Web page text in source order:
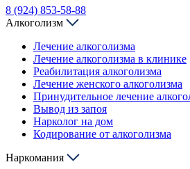
8 (924) 853-58-88
Алкоголизм
Лечение алкоголизма
Лечение алкоголизма в клинике
Реабилитация алкоголизма
Лечение женского алкоголизма
Принудительное лечение
Вывод из запоя
Нарколог на дом
Кодирование от алкоголизма
Наркомания